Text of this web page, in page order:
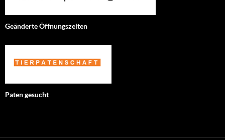
Geänderte Öffnungszeiten
Paten gesucht